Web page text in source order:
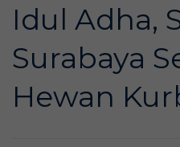
Idul Adha,
Surabaya
Hewan